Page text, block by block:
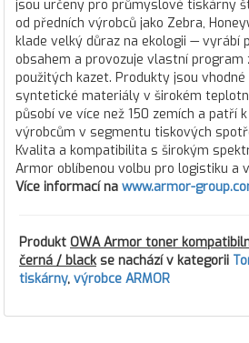
jsou určeny pro průmyslové tiskárny
od předních výrobců jako Zebra,
klade velký důraz na ekologii — vyrábí
obsahem a provozuje vlastní program
použitých kazet. Produkty jsou
syntetické materiály v širokém
působí ve více než 150 zemích a patří
výrobcům v segmentu tiskových
Kvalita a kompatibilita s širokým
Armor oblíbenou volbu pro logistiku a
Více informací na www.armor-
Produkt OWA Armor toner
černá / blackse nachází v kategorii
tiskárny, výrobce ARMOR